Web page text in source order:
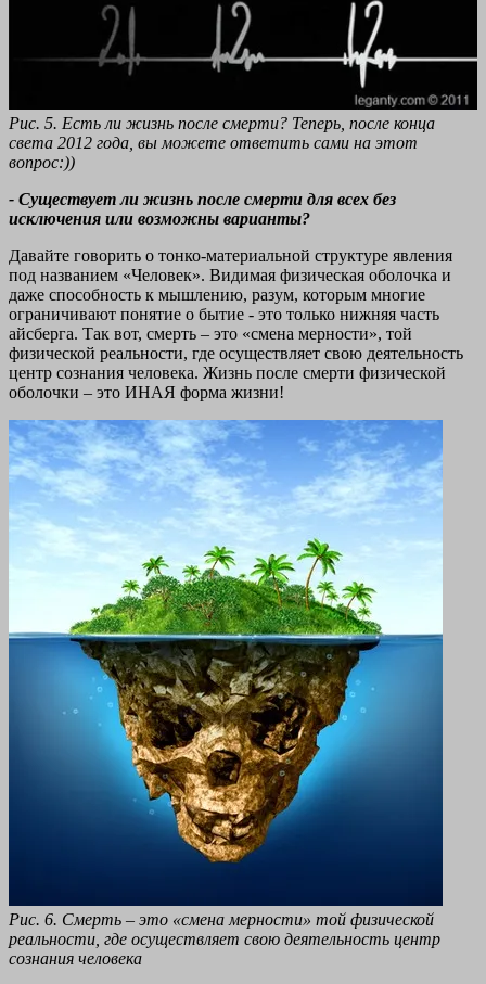
Рис. 5. Есть ли жизнь после смерти? Теперь, после конца
света 2012 года, вы можете ответить сами на этот
вопрос:))
- Существует ли жизнь после смерти для всех без
исключения или возможны варианты?
Давайте говорить о тонко-материальной структуре явления
под названием «Человек». Видимая физическая оболочка и
даже способность к мышлению, разум, которым многие
ограничивают понятие о бытие - это только нижняя часть
айсберга. Так вот, смерть – это «смена мерности», той
физической реальности, где осуществляет свою деятельность
центр сознания человека. Жизнь после смерти физической
оболочки – это ИНАЯ форма жизни!
Рис. 6. Смерть – это «смена мерности» той физической
реальности, где осуществляет свою деятельность центр
сознания человека